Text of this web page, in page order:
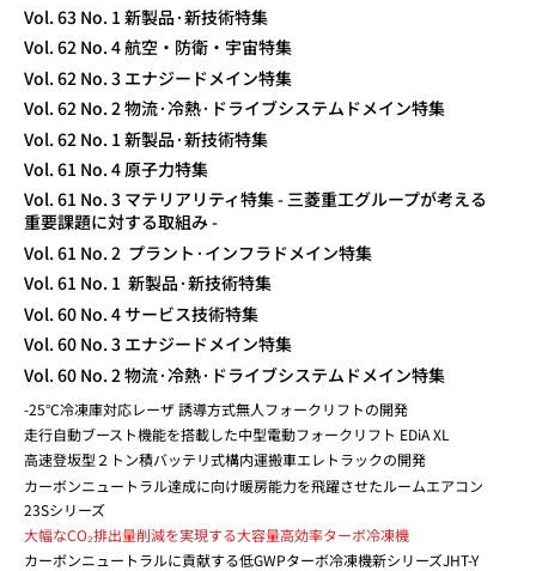
Vol. 63 No. 1 新製品·新技術特集
Vol. 62 No. 4 航空・防衛・宇宙特集
Vol. 62 No. 3 エナジードメイン特集
Vol. 62 No. 2 物流·冷熱·ドライブシステムドメイン特集
Vol. 62 No. 1 新製品·新技術特集
Vol. 61 No. 4 原子力特集
Vol. 61 No. 3 マテリアリティ特集 - 三菱重工グループが考える
重要課題に対する取組み -
Vol. 61 No. 2 プラント·インフラドメイン特集
Vol. 61 No. 1 新製品·新技術特集
Vol. 60 No. 4 サービス技術特集
Vol. 60 No. 3 エナジードメイン特集
Vol. 60 No. 2 物流·冷熱·ドライブシステムドメイン特集
-25°C冷凍庫対応レーザ 誘導方式無人フォークリフトの開発
走行自動ブースト機能を搭載した中型電動フォークリフト EDiA XL
高速登坂型２トン積バッテリ式構内運搬車エレトラックの開発
カーボンニュートラル達成に向け暖房能力を飛躍させたルームエアコン
23Sシリーズ
大幅なCO₂排出量削減を実現する大容量高効率ターボ冷凍機
カーボンニュートラルに貢献する低GWPターボ冷凍機新シリーズJHT-Y